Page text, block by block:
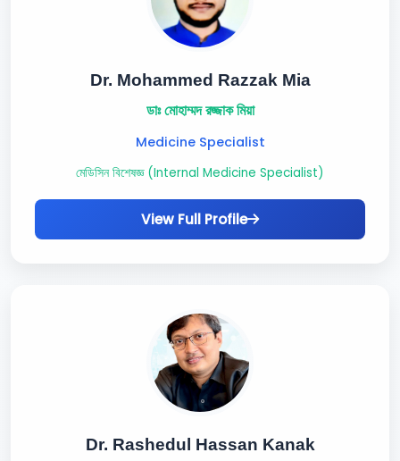
Dr. Mohammed Razzak Mia
ডাঃ মোহাম্মদ রজ্জাক মিয়া
Medicine Specialist
মেডিসিন বিশেষজ্ঞ (Internal Medicine Specialist)
View Full Profile
Dr. Rashedul Hassan Kanak